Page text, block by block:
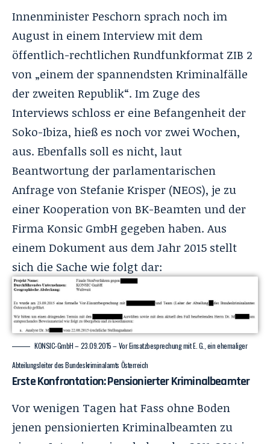
Innenminister Peschorn sprach noch im
August in einem Interview mit dem
öffentlich-rechtlichen Rundfunkformat ZIB 2
von „einem der spannendsten Kriminalfälle
der zweiten Republik“. Im Zuge des
Interviews schloss er eine Befangenheit der
Soko-Ibiza, hieß es noch vor zwei Wochen,
aus. Ebenfalls soll es nicht, laut
Beantwortung der parlamentarischen
Anfrage von Stefanie Krisper (NEOS), je zu
einer Kooperation von BK-Beamten und der
Firma Konsic GmbH gegeben haben. Aus
einem Dokument aus dem Jahr 2015 stellt
sich die Sache wie folgt dar:
KONSIC-GmbH – 23.09.2015 – Vor Einsatzbesprechung mit E. G., ein ehemaliger
Abteilungsleiter des Bundeskriminalamts Österreich
Erste Konfrontation: Pensionierter Kriminalbeamter
Vor wenigen Tagen hat Fass ohne Boden
jenen pensionierten Kriminalbeamten zu